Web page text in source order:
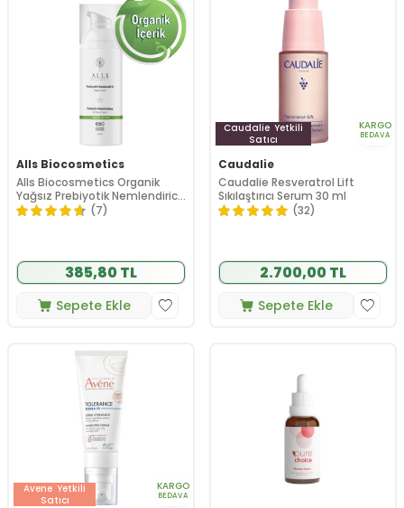
Alls Biocosmetics
Alls Biocosmetics Organik
Yağsız Prebiyotik Nemlendirici
50 ml
(7)
385,80 TL
Sepete Ekle
Caudalie Yetkili
Satıcı
KARGO
BEDAVA
Caudalie
Caudalie Resveratrol Lift
Sıkılaştırıcı Serum 30 ml
(32)
2.700,00 TL
Sepete Ekle
Avene Yetkili
Satıcı
KARGO
BEDAVA